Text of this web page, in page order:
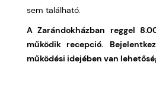
sem található.
A Zarándokházban reggel
működik recepció.
működési idejében van